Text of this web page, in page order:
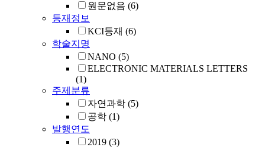
원문없음 (6)
등재정보
KCI등재 (6)
학술지명
NANO (5)
ELECTRONIC MATERIALS LETTERS
(1)
주제분류
자연과학 (5)
공학 (1)
발행연도
2019 (3)